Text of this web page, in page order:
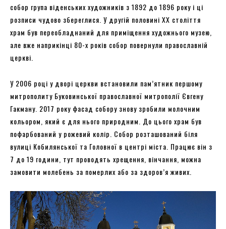
собор група віденських художників з 1892 до 1896 року і ці
розписи чудово збереглися. У другій половині ХХ століття
храм був переобладнаний для приміщення художнього музею,
але вже наприкінці 80-х років собор повернули православній
церкві.
У 2006 році у дворі церкви встановили пам’ятник першому
митрополиту Буковинської православної митрополії Євгену
Гакману. 2017 року фасад собору знову зробили молочним
кольором, який є для нього природним. До цього храм був
пофарбований у рожевий колір. Собор розташований біля
вулиці Кобилянської та Головної в центрі міста. Працює він з
7 до 19 години, тут проводять хрещення, вінчання, можна
замовити молебень за померлих або за здоров’я живих.